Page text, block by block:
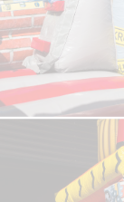
IMG_1701